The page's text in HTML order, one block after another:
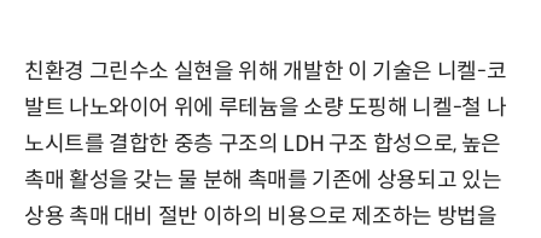
친환경 그린수소 실현을 위해 개발한 이 기술은 니켈-코
발트 나노와이어 위에 루테늄을 소량 도핑해 니켈-철 나
노시트를 결합한 중층 구조의 LDH 구조 합성으로, 높은
촉매 활성을 갖는 물 분해 촉매를 기존에 상용되고 있는
상용 촉매 대비 절반 이하의 비용으로 제조하는 방법을